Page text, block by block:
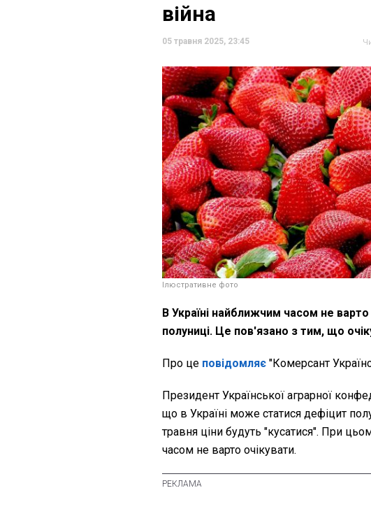
війна
05 травня 2025, 23:45
Ілюстративне фото
В Україні найближчим часом не
полуниці. Це пов'язано з тим, що
Про це повідомляє "Комерсант
Президент Української аграрної
що в Україні може статися дефіцит
травня ціни будуть "кусатися". При
часом не варто очікувати.